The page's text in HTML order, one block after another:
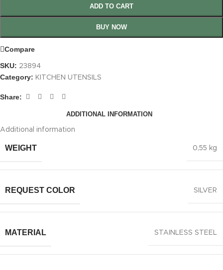
ADD TO CART
BUY NOW
Compare
SKU: 23894
Category: KITCHEN UTENSILS
Share:
ADDITIONAL INFORMATION
Additional information
WEIGHT 0,55 kg
REQUEST COLOR SILVER
MATERIAL STAINLESS STEEL